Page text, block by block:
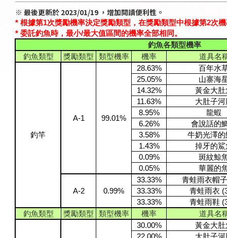
※ 最後更新於 2023/01/19 ，增加閱讀便利性。
* 根據第1次獎勵機率決定獎勵類型，在獎勵類型中根據第2次
* 委託釣魚時，最小/最大值區間的機率全部相同。
釣魚各類型機率
釣魚類型
獎勵類型 類型機率 機率 道具名
釣竿
A-1 99.01%
28.63%
百年水
25.05%
山寨海
14.32%
黃金大肚
11.63%
大肚子河
8.95%
龍蝦
6.26%
會說話的
3.58%
牛奶光澤的
1.43%
掉牙的鯊
0.09%
斑紋鯨
0.05%
華麗的
A-2 0.99%
33.33%
青蛙雨衣帽
33.33%
青蛙雨衣
33.33%
青蛙雨鞋
釣魚類型
獎勵類型 類型機率 機率 道具名
30.00%
黃金大肚